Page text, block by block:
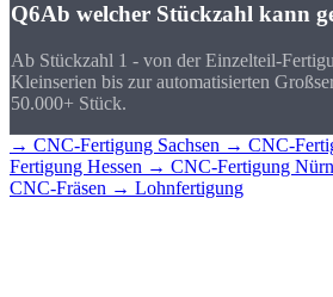
Q6Ab welcher Stückzahl kann
Ab Stückzahl 1 - von der Einzelteil-
Kleinserien bis zur automatisierten
50.000+ Stück.
→ CNC-Fertigung Sachsen → CNC-
Fertigung Hessen → CNC-Fertigung
CNC-Fräsen → Lohnfertigung